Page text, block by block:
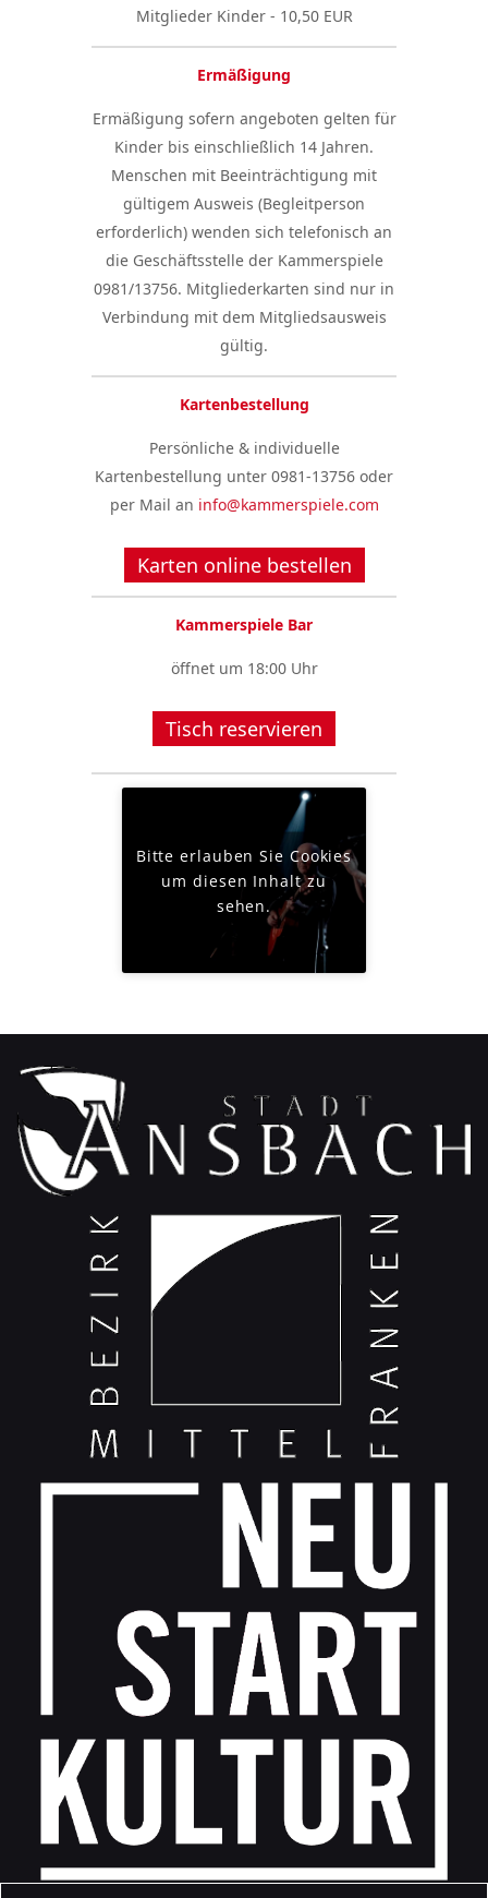
Mitglieder Kinder - 10,50 EUR
Ermäßigung
Ermäßigung sofern angeboten gelten für
Kinder bis einschließlich 14 Jahren.
Menschen mit Beeinträchtigung mit
gültigem Ausweis (Begleitperson
erforderlich) wenden sich telefonisch an
die Geschäftsstelle der Kammerspiele
0981/13756. Mitgliederkarten sind nur in
Verbindung mit dem Mitgliedsausweis
gültig.
Kartenbestellung
Persönliche & individuelle
Kartenbestellung unter 0981-13756 oder
per Mail an info@kammerspiele.com
Karten online bestellen
Kammerspiele Bar
öffnet um 18:00 Uhr
Tisch reservieren
Bitte erlauben Sie Cookies
um diesen Inhalt zu
sehen.